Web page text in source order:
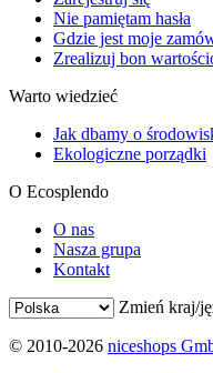
Nie pamiętam hasła
Gdzie jest moje
Zrealizuj bon
Warto wiedzieć
Jak dbamy o
Ekologiczne porządki
O Ecosplendo
O nas
Nasza grupa
Kontakt
Zmień kraj/
© 2010-2026 niceshops